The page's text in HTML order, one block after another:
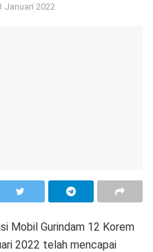
Januari 2022
Mobil Gurindam 12 Korem
2022 telah mencapai